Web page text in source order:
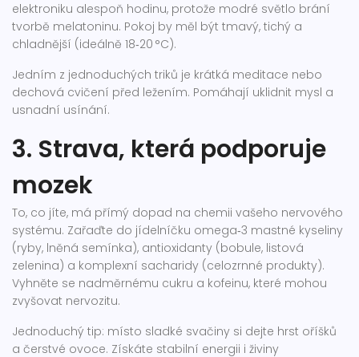
elektroniku alespoň hodinu, protože modré světlo brání
tvorbě melatoninu. Pokoj by měl být tmavý, tichý a
chladnější (ideálně 18‑20 °C).
Jedním z jednoduchých triků je krátká meditace nebo
dechová cvičení před ležením. Pomáhají uklidnit mysl a
usnadní usínání.
3. Strava, která podporuje
mozek
To, co jíte, má přímý dopad na chemii vašeho nervového
systému. Zařaďte do jídelníčku omega‑3 mastné kyseliny
(ryby, lněná semínka), antioxidanty (bobule, listová
zelenina) a komplexní sacharidy (celozrnné produkty).
Vyhněte se nadměrnému cukru a kofeinu, které mohou
zvyšovat nervozitu.
Jednoduchý tip: místo sladké svačiny si dejte hrst oříšků
a čerstvé ovoce. Získáte stabilní energii i živiny